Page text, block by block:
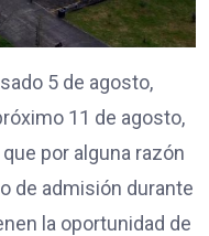
5 de agosto,
11 de agosto,
por alguna razón
de admisión durante
la oportunidad de